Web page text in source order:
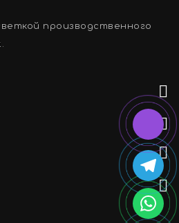
производственного